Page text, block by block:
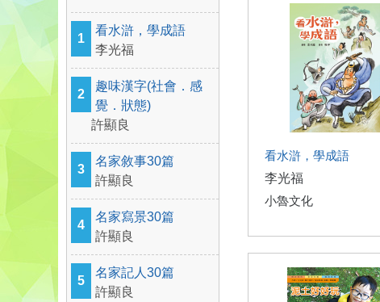
1
看水滸，學成語
李光福
2
趣味漢字(社會．感
覺．狀態)
許顯良
3
名家敘事30篇
許顯良
4
名家寫景30篇
許顯良
5
名家記人30篇
許顯良
看水滸，學成語
李光福
小魯文化